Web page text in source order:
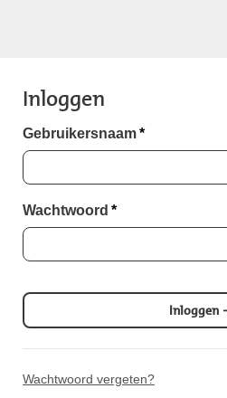
Inloggen
Gebruikersnaam*
Wachtwoord *
Inloggen
Wachtwoord vergeten?